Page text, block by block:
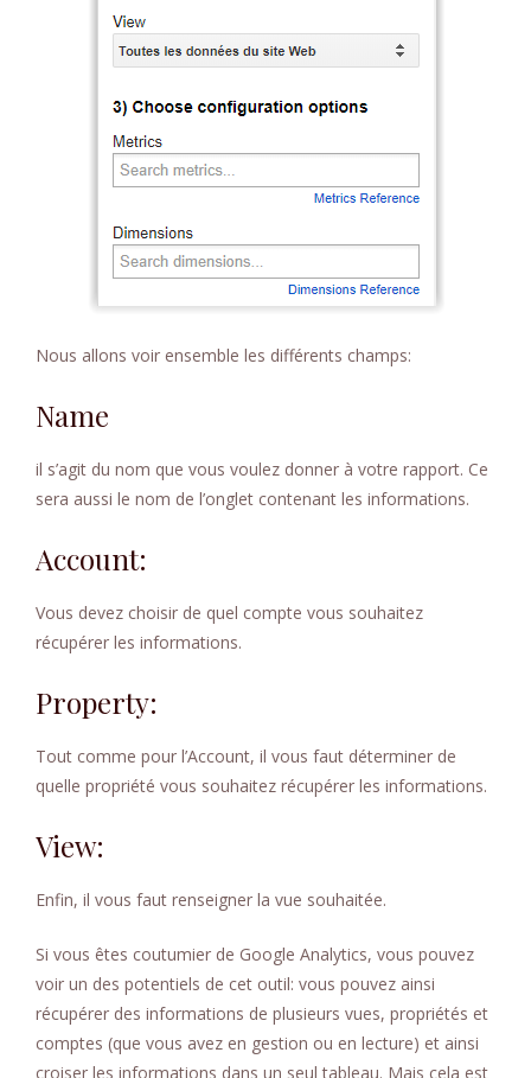
Nous allons voir ensemble les différents champs:
Name
il s’agit du nom que vous voulez donner à votre rapport. Ce
sera aussi le nom de l’onglet contenant les informations.
Account:
Vous devez choisir de quel compte vous souhaitez
récupérer les informations.
Property:
Tout comme pour l’Account, il vous faut déterminer de
quelle propriété vous souhaitez récupérer les informations.
View:
Enfin, il vous faut renseigner la vue souhaitée.
Si vous êtes coutumier de Google Analytics, vous pouvez
voir un des potentiels de cet outil: vous pouvez ainsi
récupérer des informations de plusieurs vues, propriétés et
comptes (que vous avez en gestion ou en lecture) et ainsi
croiser les informations dans un seul tableau. Mais cela est